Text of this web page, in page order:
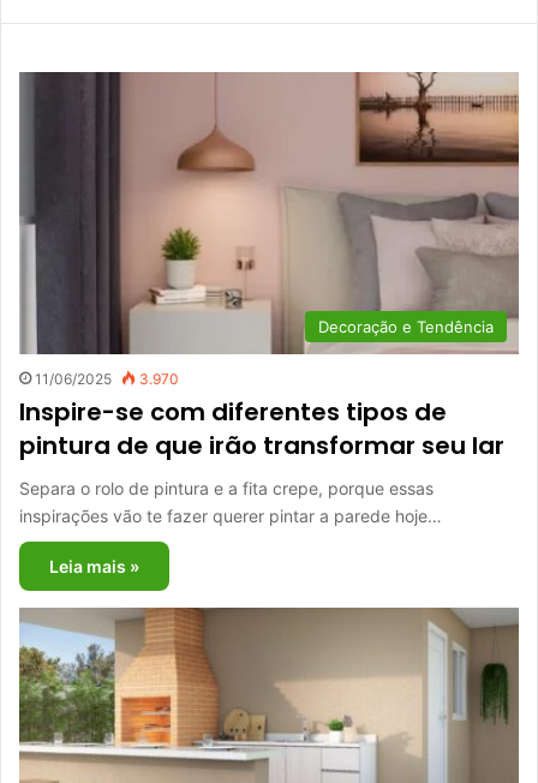
Decoração e Tendência
11/06/2025 3.970
Inspire-se com diferentes tipos de
pintura de que irão transformar seu lar
Separa o rolo de pintura e a fita crepe, porque essas
inspirações vão te fazer querer pintar a parede hoje…
Leia mais »